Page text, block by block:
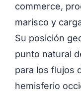
commerce,
marisco y
Su posición
punto natural
para los flujos
hemisferio